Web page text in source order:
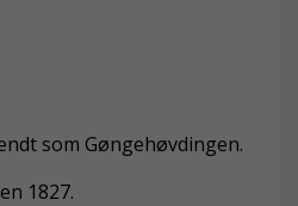
som Gøngehøvdingen.
1827.